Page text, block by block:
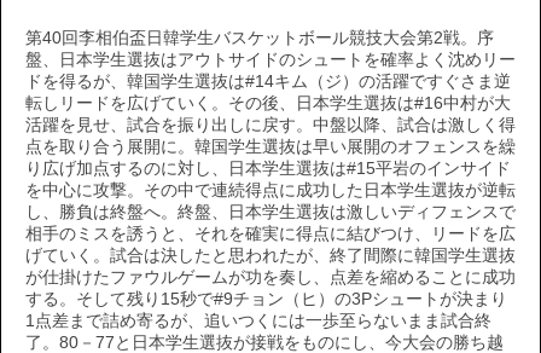
第40回李相伯盃日韓学生バスケットボール競技大会第2戦。序
盤、日本学生選抜はアウトサイドのシュートを確率よく沈めリー
ドを得るが、韓国学生選抜は#14キム（ジ）の活躍ですぐさま逆
転しリードを広げていく。その後、日本学生選抜は#16中村が大
活躍を見せ、試合を振り出しに戻す。中盤以降、試合は激しく得
点を取り合う展開に。韓国学生選抜は早い展開のオフェンスを繰
り広げ加点するのに対し、日本学生選抜は#15平岩のインサイド
を中心に攻撃。その中で連続得点に成功した日本学生選抜が逆転
し、勝負は終盤へ。終盤、日本学生選抜は激しいディフェンスで
相手のミスを誘うと、それを確実に得点に結びつけ、リードを広
げていく。試合は決したと思われたが、終了間際に韓国学生選抜
が仕掛けたファウルゲームが功を奏し、点差を縮めることに成功
する。そして残り15秒で#9チョン（ヒ）の3Pシュートが決まり
1点差まで詰め寄るが、追いつくには一歩至らないまま試合終
了。80－77と日本学生選抜が接戦をものにし、今大会の勝ち越